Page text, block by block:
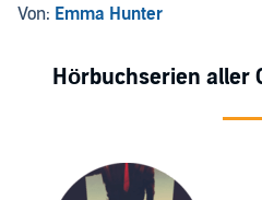
Von: Emma Hunter
Hörbuchserien aller